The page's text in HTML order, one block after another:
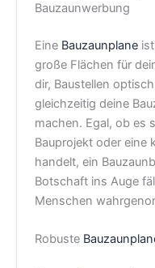
Bauzaunwerbung
Eine Bauzaunplane
große Flächen für
dir, Baustellen
gleichzeitig deine
machen. Egal, ob es
Bauprojekt oder eine
handelt, ein
Botschaft ins Auge
Menschen
Robuste